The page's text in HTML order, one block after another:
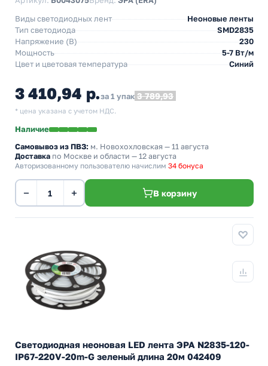
Виды светодиодных лент
Неоновые ленты
Тип светодиода
SMD2835
Напряжение (В)
230
Мощность
5-7 Вт/м
Цвет и цветовая температура
Синий
3 410,94 р.за 1 упак 3 789,93
* цена указана с учетом НДС.
Наличие
Самовывоз из ПВЗ: м. Новохохловская — 11 августа
Доставка по Москве и области — 12 августа
Авторизованному пользователю начислим 34 бонуса
− + В корзину
Светодиодная неоновая LED лента ЭРА N2835-120-
IP67-220V-20m-G зеленый длина 20м 042409